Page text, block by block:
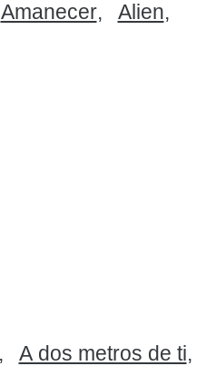
Amanecer Alien
A dos metros de ti